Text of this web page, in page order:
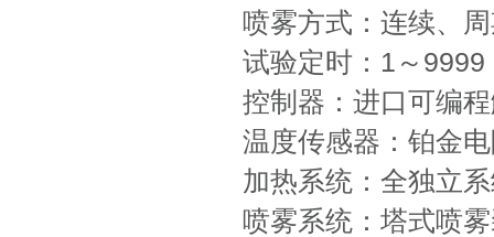
喷雾方式：连续、
试验定时：1～
控制器：进口可编
温度传感器：铂金
加热系统：全独立
喷雾系统：塔式喷